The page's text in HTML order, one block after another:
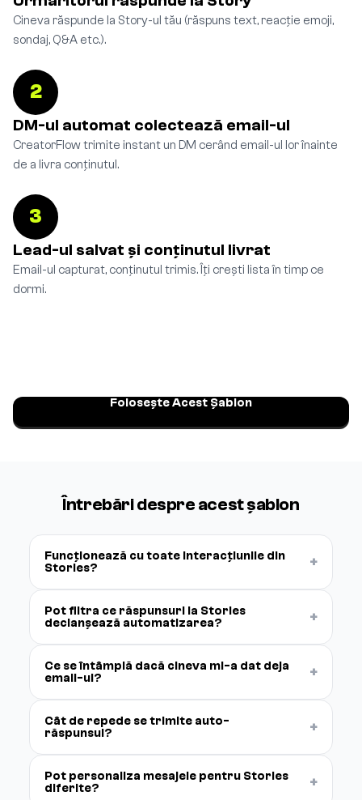
Cineva răspunde la Story-ul tău (răspuns text, reacție emoji,
sondaj, Q&A etc.).
2
DM-ul automat colectează email-ul
CreatorFlow trimite instant un DM cerând email-ul lor înainte
de a livra conținutul.
3
Lead-ul salvat și conținutul livrat
Email-ul capturat, conținutul trimis. Îți crești lista în timp ce
dormi.
Folosește Acest Șablon
Întrebări despre acest șablon
Funcționează cu toate interacțiunile din
Stories?
+
Pot filtra ce răspunsuri la Stories
declanșează automatizarea?
+
Ce se întâmplă dacă cineva mi-a dat deja
email-ul?
+
Cât de repede se trimite auto-
răspunsul?
+
Pot personaliza mesajele pentru Stories
diferite?
+